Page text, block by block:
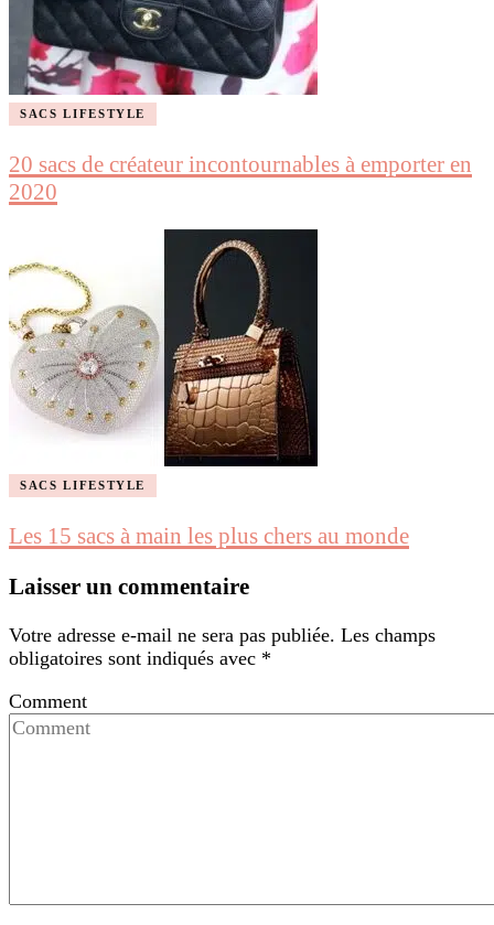
SACS LIFESTYLE
20 sacs de créateur incontournables à emporter en
2020
SACS LIFESTYLE
Les 15 sacs à main les plus chers au monde
Laisser un commentaire
Votre adresse e-mail ne sera pas publiée. Les champs
obligatoires sont indiqués avec *
Comment